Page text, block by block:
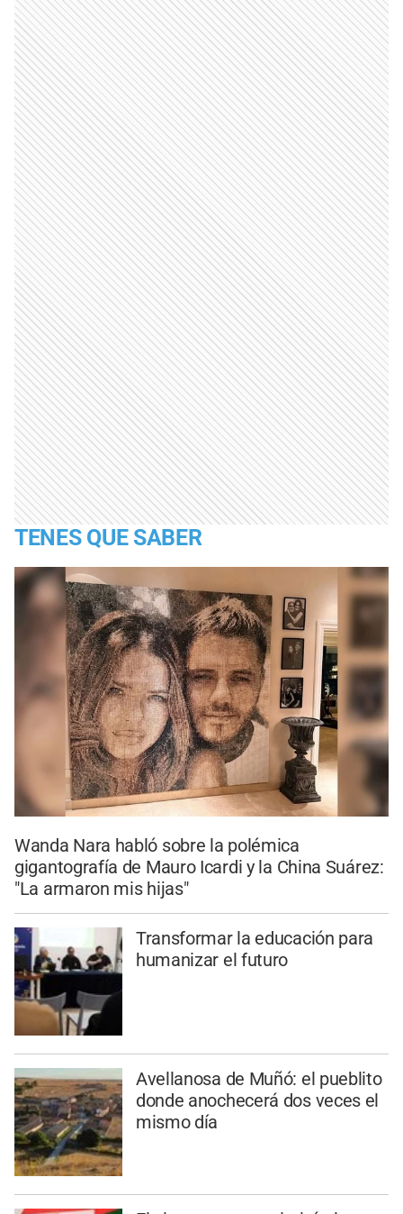
TENES QUE SABER
Wanda Nara habló sobre la polémica
gigantografía de Mauro Icardi y la China Suárez:
"La armaron mis hijas"
Transformar la educación para
humanizar el futuro
Avellanosa de Muñó: el pueblito
donde anochecerá dos veces el
mismo día